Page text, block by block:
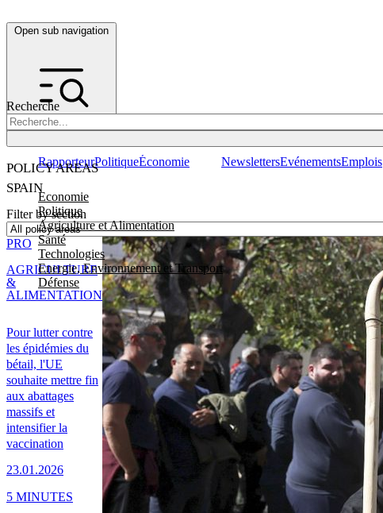
Open sub navigation
Recherche
POLICY AREAS
Economie
Politique
Agriculture et Alimentation
Santé
Technologies
Energie, Environnement et Transport
Défense
RapporteurPolitiqueÉconomie NewslettersEvénementsEmplois
SPAIN
Filter by section
Pour lutter contre
les épidémies du
bétail, l'UE
souhaite mettre fin
aux abattages
massifs et
intensifier la
vaccination
23.01.2026
PRO
AGRICULTURE
&
ALIMENTATION
5 MINUTES